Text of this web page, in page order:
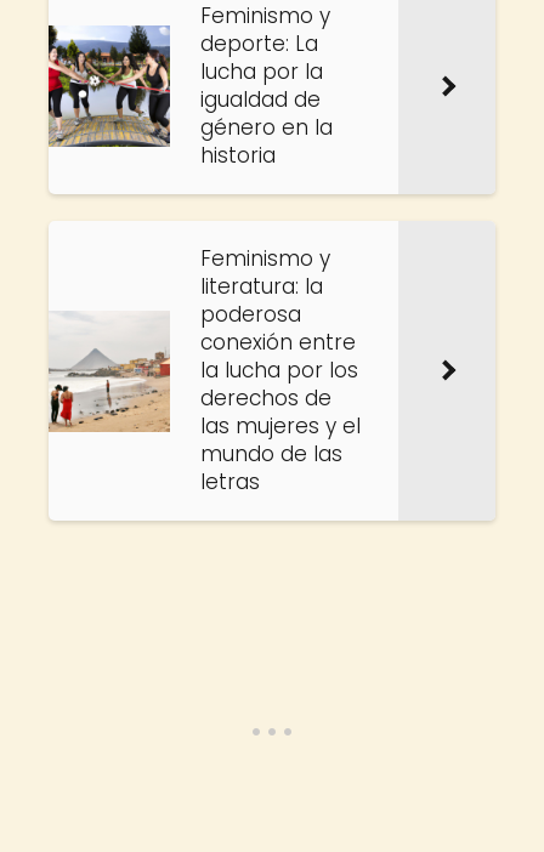
Feminismo y
deporte: La
lucha por la
igualdad de
género en la
historia
Feminismo y
literatura: la
poderosa
conexión entre
la lucha por los
derechos de
las mujeres y el
mundo de las
letras